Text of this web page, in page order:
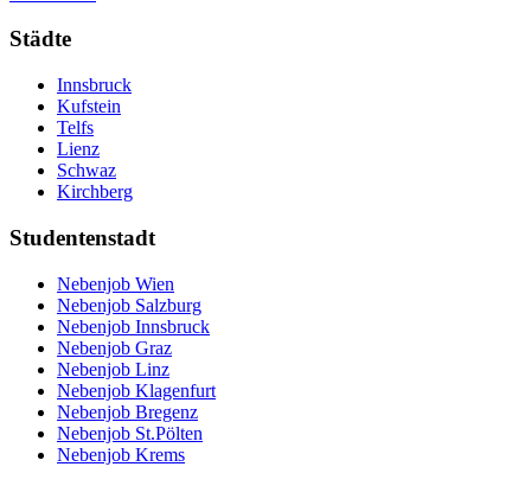
Städte
Innsbruck
Kufstein
Telfs
Lienz
Schwaz
Kirchberg
Studentenstadt
Nebenjob Wien
Nebenjob Salzburg
Nebenjob Innsbruck
Nebenjob Graz
Nebenjob Linz
Nebenjob Klagenfurt
Nebenjob Bregenz
Nebenjob St.Pölten
Nebenjob Krems